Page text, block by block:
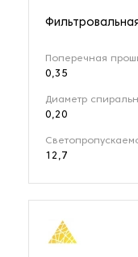
Поперечная
0,35
Диаметр
0,20
12,7